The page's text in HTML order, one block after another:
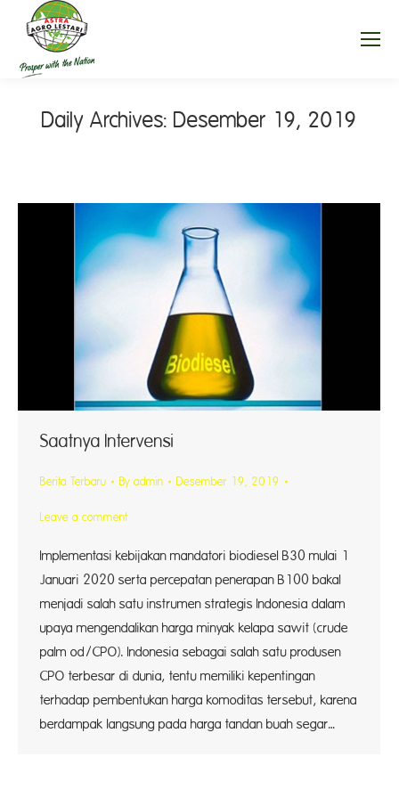
Daily Archives: Desember 19, 2019
Saatnya Intervensi
Berita Terbaru By admin Desember 19, 2019
Leave a comment
Implementasi kebijakan mandatori biodiesel B30 mulai 1
Januari 2020 serta percepatan penerapan B100 bakal
menjadi salah satu instrumen strategis Indonesia dalam
upaya mengendalikan harga minyak kelapa sawit (crude
palm od/CPO). Indonesia sebagai salah satu produsen
CPO terbesar di dunia, tentu memiliki kepentingan
terhadap pembentukan harga komoditas tersebut, karena
berdampak langsung pada harga tandan buah segar…